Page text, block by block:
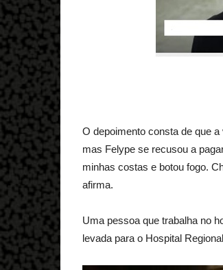
O depoimento consta de que
mas Felype se recusou a
minhas costas e botou fogo.
afirma.
Uma pessoa que trabalha no
levada para o Hospital